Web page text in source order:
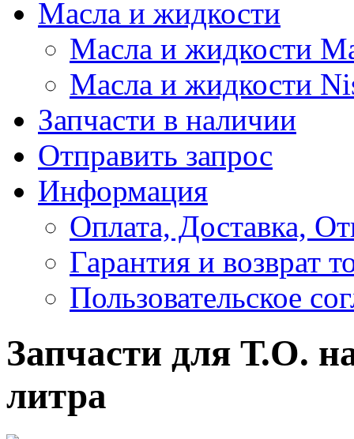
Масла и жидкости
Масла и жидкости
Масла и жидкости
Запчасти в наличии
Отправить запрос
Информация
Оплата, Доставка,
Гарантия и возврат
Пользовательское
Запчасти для Т.О.
литра